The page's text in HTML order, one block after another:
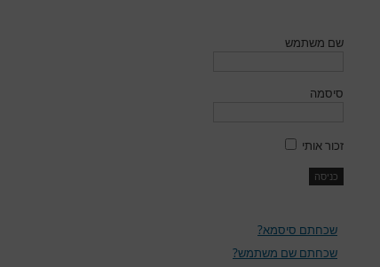
שם משתמש
סיסמה
זכור אותי
שכחתם סיסמא?
שכחתם שם משתמש?